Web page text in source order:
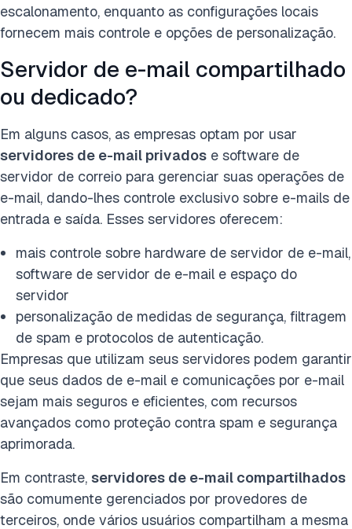
escalonamento, enquanto as configurações locais
fornecem mais controle e opções de personalização.
Servidor de e-mail compartilhado
ou dedicado?
Em alguns casos, as empresas optam por usar
servidores de e-mail privados e software de
servidor de correio para gerenciar suas operações de
e-mail, dando-lhes controle exclusivo sobre e-mails de
entrada e saída. Esses servidores oferecem:
mais controle sobre hardware de servidor de e-mail,
software de servidor de e-mail e espaço do
servidor
personalização de medidas de segurança, filtragem
de spam e protocolos de autenticação.
Empresas que utilizam seus servidores podem garantir
que seus dados de e-mail e comunicações por e-mail
sejam mais seguros e eficientes, com recursos
avançados como proteção contra spam e segurança
aprimorada.
Em contraste, servidores de e-mail compartilhados
são comumente gerenciados por provedores de
terceiros, onde vários usuários compartilham a mesma